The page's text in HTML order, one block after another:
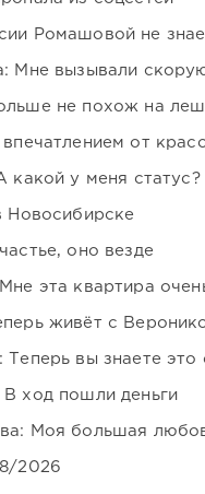
Ромашовой не
Мне вызывали
не похож на
от
какой у меня статус?
Новосибирске
оно везде
эта квартира
живёт с
вы знаете это
ход пошли деньги
Моя большая
2026